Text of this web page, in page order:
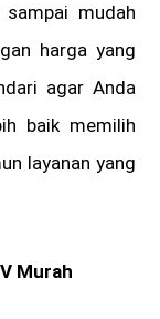
mudah
harga yang
agar Anda
baik memilih
layanan yang
Murah